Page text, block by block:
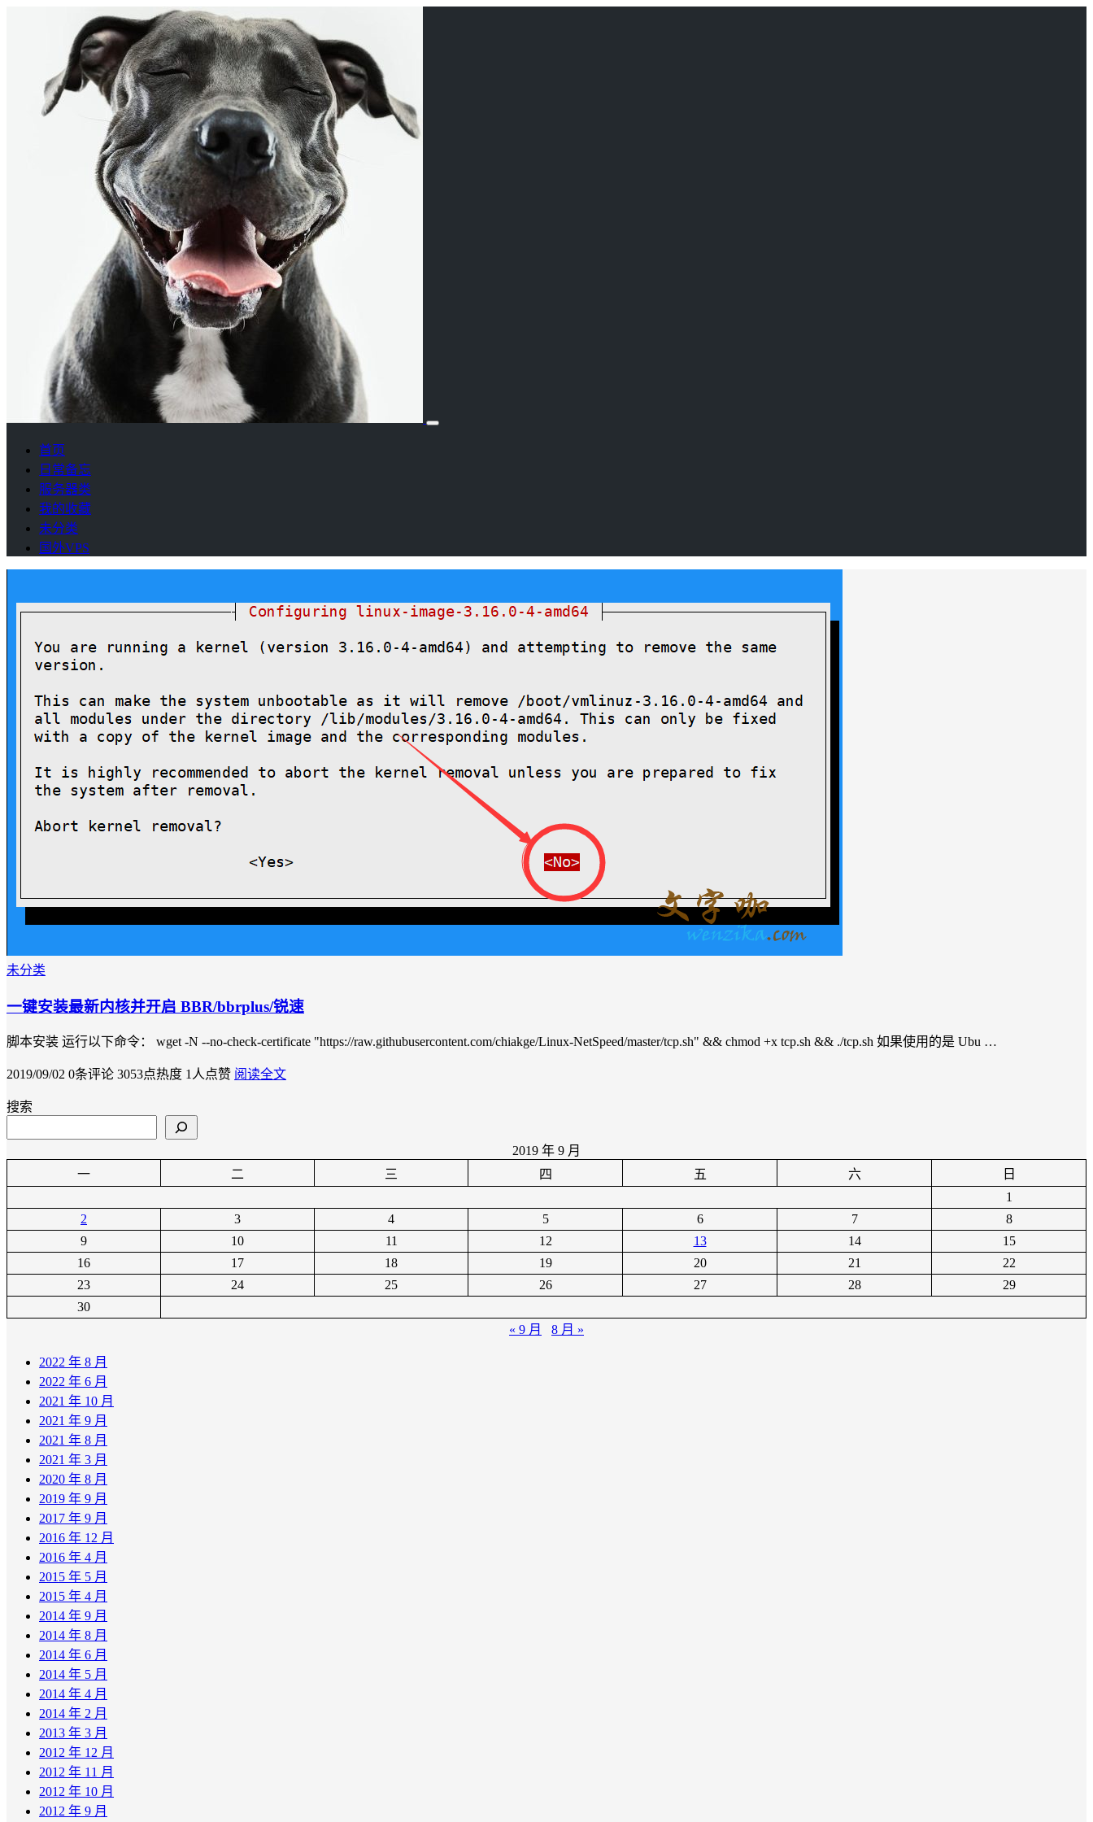
首页
日常备忘
服务器类
我的收藏
未分类
国外VPS
未分类
一键安装最新内核并开启 BBR/bbrplus/锐速
脚本安装 运行以下命令： wget -N --no-check-certificate "https://raw.githubusercontent.com/chiakge/Linux-NetSpeed/master/tcp.sh" && chmod +x tcp.sh && ./tcp.sh 如果使用的是 Ubu …
2019/09/02 0条评论 3053点热度 1人点赞 阅读全文
搜索
2019 年 9 月
一
二 三 四 五 六
日
1
2
3 4 5 6 7
8
9
10 11 12 13 14
15
16
17 18 19 20 21
22
23
24 25 26 27 28
29
30
« 9 月
8 月 »
2022 年 8 月
2022 年 6 月
2021 年 10 月
2021 年 9 月
2021 年 8 月
2021 年 3 月
2020 年 8 月
2019 年 9 月
2017 年 9 月
2016 年 12 月
2016 年 4 月
2015 年 5 月
2015 年 4 月
2014 年 9 月
2014 年 8 月
2014 年 6 月
2014 年 5 月
2014 年 4 月
2014 年 2 月
2013 年 3 月
2012 年 12 月
2012 年 11 月
2012 年 10 月
2012 年 9 月